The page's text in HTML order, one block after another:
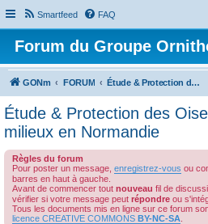
Smartfeed FAQ
Forum du Groupe
GONm FORUM Étude & Protection des Oiseaux et de leurs milieux en Normandie
Étude & Protection des
milieux en Normandie
Règles du forum
Pour poster un message, enregistrez-vous ou
barres en haut à gauche.
Avant de commencer tout nouveau fil de
vérifier si votre message peut répondre ou
Tous les documents mis en ligne sur ce forum
licence CREATIVE COMMONS BY-NC-SA